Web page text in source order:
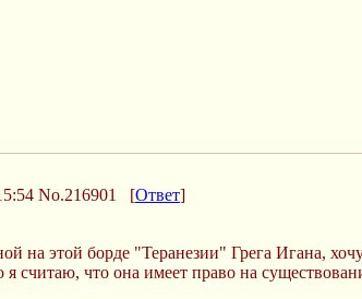
No.216901 [Ответ]
на этой борде "Теранезии" Грега Игана,
считаю, что она имеет право на